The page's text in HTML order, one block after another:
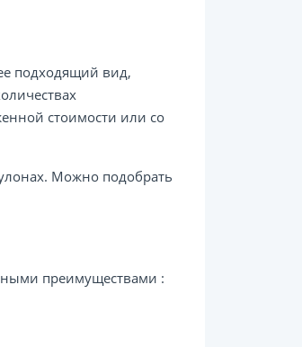
подходящий вид,
стоимости или со
Можно подобрать
преимуществами :